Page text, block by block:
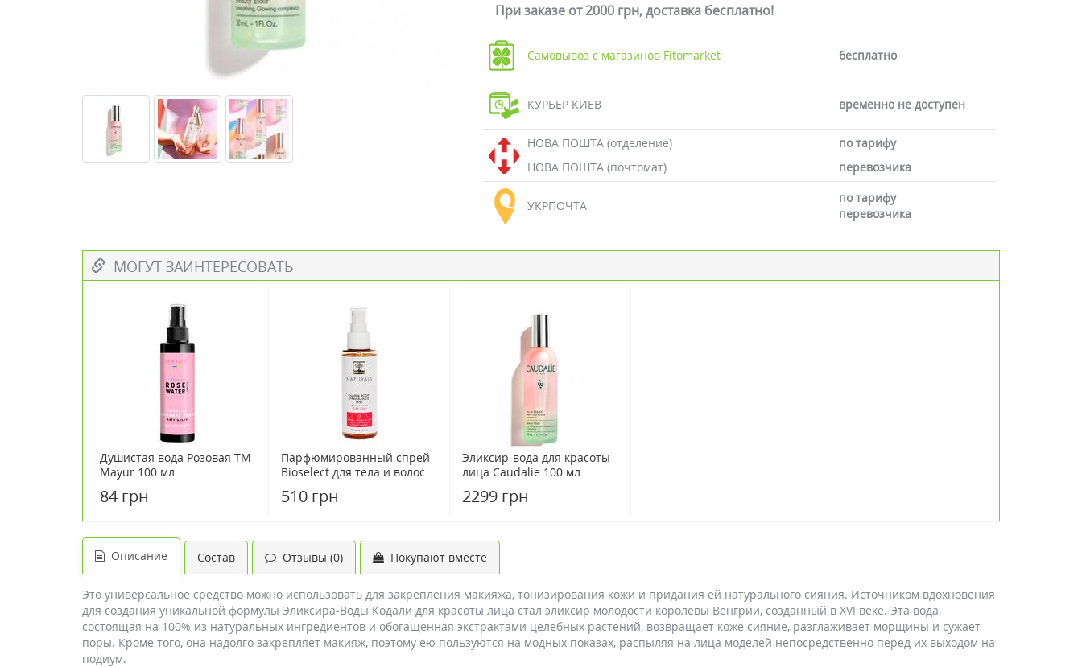
При заказе от 2000 грн, доставка бесплатно!
Самовывоз с магазинов Fitomarket бесплатно
КУРЬЕР КИЕВ временно не доступен
НОВА ПОШТА (отделение)
по тарифу
НОВА ПОШТА (почтомат)
перевозчика
УКРПОЧТА
по тарифу
перевозчика
МОГУТ ЗАИНТЕРЕСОВАТЬ
Душистая вода Розовая TM
Mayur 100 мл
84 грн
Парфюмированный спрей
Bioselect для тела и волос
510 грн
Эликсир-вода для красоты
лица Caudalie 100 мл
2299 грн
Описание Состав Отзывы (0) Покупают вместе
Это универсальное средство можно использовать для закрепления макияжа, тонизирования кожи и придания ей натурального сияния. Источником вдохновения
для создания уникальной формулы Эликсира-Воды Кодали для красоты лица стал эликсир молодости королевы Венгрии, созданный в XVI веке. Эта вода,
состоящая на 100% из натуральных ингредиентов и обогащенная экстрактами целебных растений, возвращает коже сияние, разглаживает морщины и сужает
поры. Кроме того, она надолго закрепляет макияж, поэтому ею пользуются на модных показах, распыляя на лица моделей непосредственно перед их выходом на
подиум.